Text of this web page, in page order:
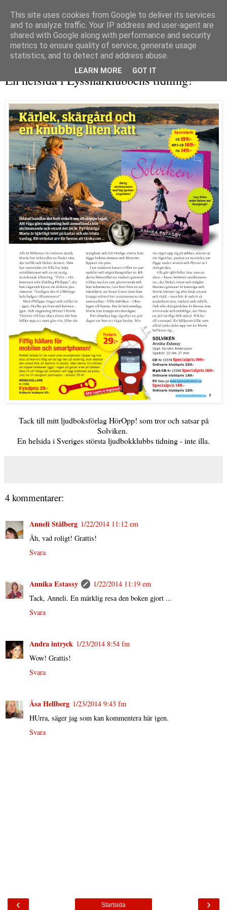
En helsida i Lyssnarklubbens tidning!
Tack till mitt ljudboksförlag HörOpp! som tror och satsar på
Solviken.
En helsida i Sveriges största ljudbokklubbs tidning - inte illa.
4 kommentarer:
Anneli Stålberg 1/22/2014 11:12 em
Åh, vad roligt! Grattis!
Svara
Annika Estassy
1/22/2014 11:19 em
Tack, Anneli. En märklig resa den boken gjort ...
Svara
Andra intryck 1/23/2014 8:54 fm
Wow! Grattis!
Svara
Åsa Hellberg 1/23/2014 9:43 fm
HUrra, säger jag som kan kommentera här igen.
Svara
‹ ›
Startsida
This site uses cookies from Google to deliver its services
and to analyze traffic. Your IP address and user-agent are
shared with Google along with performance and security
metrics to ensure quality of service, generate usage
statistics, and to detect and address abuse.
LEARN MORE GOT IT